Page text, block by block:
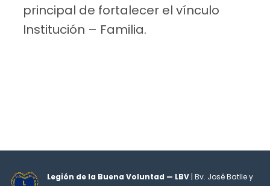
principal de fortalecer el vínculo
Institución – Familia.
Legión de la Buena Voluntad — LBV | Bv. José Batlle y